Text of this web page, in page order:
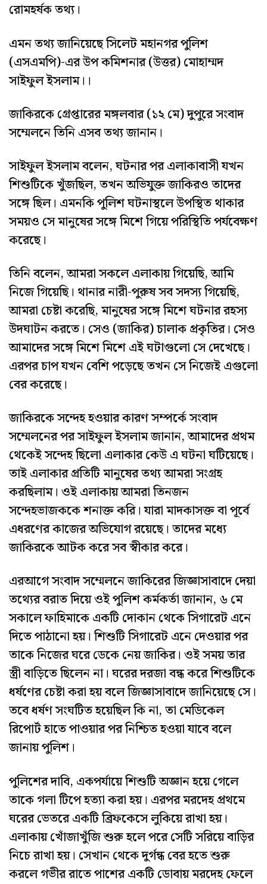
রোমহর্ষক তথ্য।
এমন তথ্য জানিয়েছে সিলেট মহানগর পুলিশ
(এসএমপি)-এর উপ কমিশনার (উত্তর) মোহাম্মদ
সাইফুল ইসলাম।।
জাকিরকে গ্রেপ্তারের মঙ্গলবার (১২ মে) দুপুরে সংবাদ
সম্মেলনে তিনি এসব তথ্য জানান।
সাইফুল ইসলাম বলেন, ঘটনার পর এলাকাবাসী যখন
শিশুটিকে খুঁজছিল, তখন অভিযুক্ত জাকিরও তাদের
সঙ্গে ছিল। এমনকি পুলিশ ঘটনাস্থলে উপস্থিত থাকার
সময়ও সে মানুষের সঙ্গে মিশে গিয়ে পরিস্থিতি পর্যবেক্ষণ
করেছে।
তিনি বলেন, আমরা সকলে এলাকায় গিয়েছি, আমি
নিজে গিয়েছি। থানার নারী-পুরুষ সব সদস্য গিয়েছি,
আমরা চেষ্টা করেছি, মানুষের সঙ্গে মিশে ঘটনার রহস্য
উদঘাটন করতে। সেও (জাকির) চালাক প্রকৃতির। সেও
আমাদের সঙ্গে মিশে মিশে এই ঘটাগুলো সে দেখেছে।
এরপর চাপ যখন বেশি পড়েছে তখন সে নিজেই এগুলো
বের করেছে।
জাকিরকে সন্দেহ হওয়ার কারণ সম্পর্কে সংবাদ
সম্মেলনের পর সাইফুল ইসলাম জানান, আমাদের প্রথম
থেকেই সন্দেহ ছিলো এলাকার কেউ এ ঘটনা ঘটিয়েছে।
তাই এলাকার প্রতিটি মানুষের তথ্য আমরা সংগ্রহ
করছিলাম। ওই এলাকায় আমরা তিনজন
সন্দেহভাজককে শনাক্ত করি। যারা মাদকাসক্ত বা পূর্বে
এধরণের কাজের অভিযোগ রয়েছে। তাদের মধ্যে
জাকিরকে আটক করে সব স্বীকার করে।
এরআগে সংবাদ সম্মেলনে জাকিরের জিজ্ঞাসাবাদে দেয়া
তথ্যের বরাত দিয়ে ওই পুলিশ কর্মকর্তা জানান, ৬ মে
সকালে ফাহিমাকে একটি দোকান থেকে সিগারেট এনে
দিতে পাঠানো হয়। শিশুটি সিগারেট এনে দেওয়ার পর
তাকে নিজের ঘরে ডেকে নেয় জাকির। ওই সময় তার
স্ত্রী বাড়িতে ছিলেন না। ঘরের দরজা বন্ধ করে শিশুটিকে
ধর্ষণের চেষ্টা করা হয় বলে জিজ্ঞাসাবাদে জানিয়েছে সে।
তবে ধর্ষণ সংঘটিত হয়েছিল কি না, তা মেডিকেল
রিপোর্ট হাতে পাওয়ার পর নিশ্চিত হওয়া যাবে বলে
জানায় পুলিশ।
পুলিশের দাবি, একপর্যায়ে শিশুটি অজ্ঞান হয়ে গেলে
তাকে গলা টিপে হত্যা করা হয়। এরপর মরদেহ প্রথমে
ঘরের ভেতরে একটি ব্রিফকেসে লুকিয়ে রাখা হয়।
এলাকায় খোঁজাখুঁজি শুরু হলে পরে সেটি সরিয়ে বাড়ির
নিচে রাখা হয়। সেখান থেকে দুর্গন্ধ বের হতে শুরু
করলে গভীর রাতে পাশের একটি ডোবায় মরদেহ ফেলে